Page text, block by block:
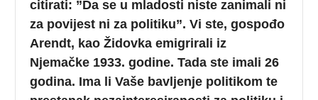
citirati: ”Da se u mladosti niste zanimali ni
za povijest ni za politiku”. Vi ste, gospođo
Arendt, kao Židovka emigrirali iz
Njemačke 1933. godine. Tada ste imali 26
godina. Ima li Vaše bavljenje politikom te